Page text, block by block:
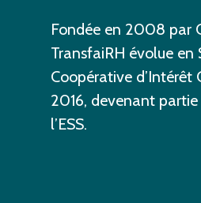
Fondée en 2008 par
TransfaiRH évolue en
Coopérative d’Intérêt
2016, devenant partie
l’ESS.